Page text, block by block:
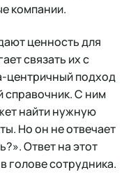
компании.
ценность для
связать их с
центричный подход
справочник. С ним
найти нужную
Но он не отвечает
Ответ на этот
голове сотрудника.